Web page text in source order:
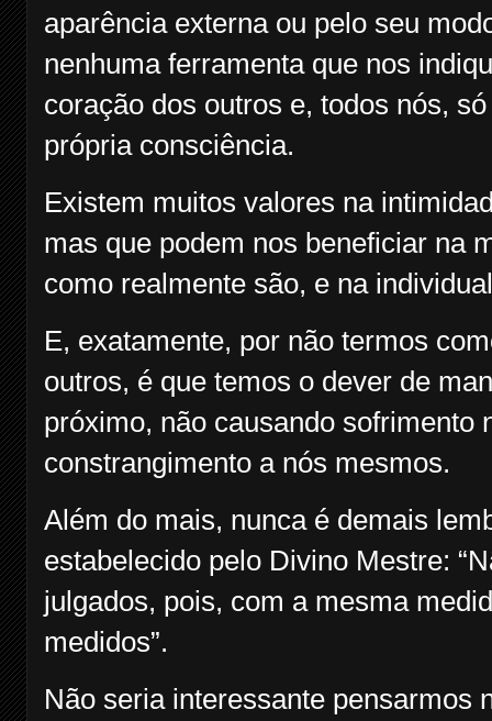
aparência externa ou pelo seu
nenhuma ferramenta que nos
coração dos outros e, todos nós,
própria consciência.
Existem muitos valores na
mas que podem nos beneficiar na
como realmente são, e na
E, exatamente, por não termos
outros, é que temos o dever de
próximo, não causando sofrimento
constrangimento a nós mesmos.
Além do mais, nunca é demais
estabelecido pelo Divino Mestre:
julgados, pois, com a mesma
medidos”.
Não seria interessante pensarmos